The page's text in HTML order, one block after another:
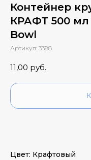
Контейнер
КРАФТ 500 мл
Bowl
Артикул: 3388
11,00 руб.
Цвет: Крафтовый